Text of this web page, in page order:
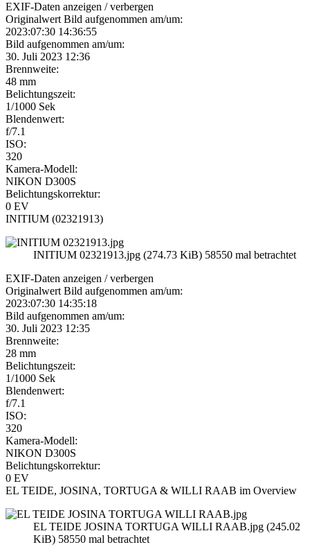
EXIF-Daten anzeigen / verbergen
Originalwert Bild aufgenommen am/um:
2023:07:30 14:36:55
Bild aufgenommen am/um:
30. Juli 2023 12:36
Brennweite:
48 mm
Belichtungszeit:
1/1000 Sek
Blendenwert:
f/7.1
ISO:
320
Kamera-Modell:
NIKON D300S
Belichtungskorrektur:
0 EV
INITIUM (02321913)
INITIUM 02321913.jpg (274.73 KiB) 58550 mal betrachtet
EXIF-Daten anzeigen / verbergen
Originalwert Bild aufgenommen am/um:
2023:07:30 14:35:18
Bild aufgenommen am/um:
30. Juli 2023 12:35
Brennweite:
28 mm
Belichtungszeit:
1/1000 Sek
Blendenwert:
f/7.1
ISO:
320
Kamera-Modell:
NIKON D300S
Belichtungskorrektur:
0 EV
EL TEIDE, JOSINA, TORTUGA & WILLI RAAB im Overview
EL TEIDE JOSINA TORTUGA WILLI RAAB.jpg (245.02
KiB) 58550 mal betrachtet